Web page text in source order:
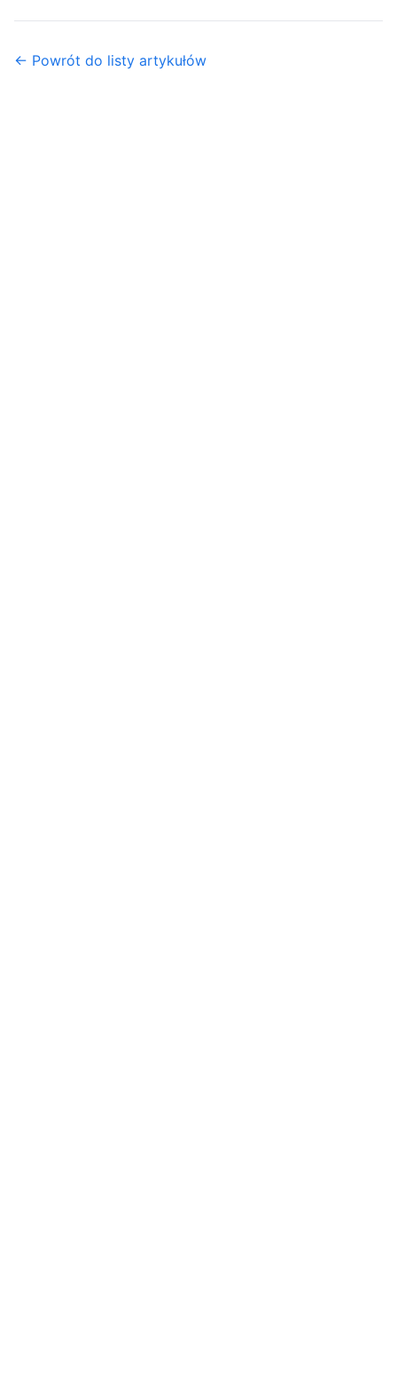
← Powrót do listy artykułów